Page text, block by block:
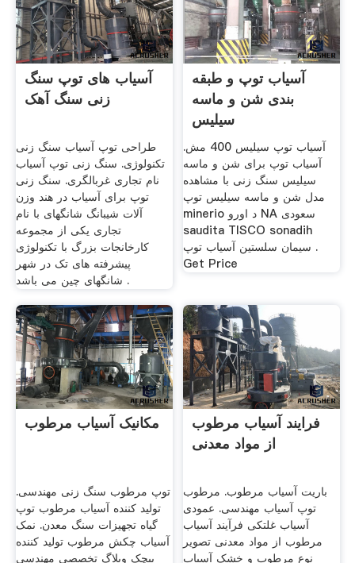
آسیاب های توپ سنگ
زنی سنگ آهک
طراحی توپ آسیاب سنگ زنی
تکنولوژی. سنگ زنی توپ آسیاب
نام تجاری غربالگری. سنگ زنی
توپ برای آسیاب در هند وزن
آلات شیبانگ شانگهای با نام
تجاری یکی از مجموعه
کارخانجات بزرگ با تکنولوژی
پیشرفته های تک در شهر
شانگهای چین می باشد .
آسیاب توپ و طبقه
بندی شن و ماسه
سیلیس
آسیاب توپ سیلیس 400 مش.
آسیاب توپ برای شن و ماسه
سیلیس سنگ زنی با مشاهده
مدل شن و ماسه سیلیس توپ
minerio د اورو NA سعودی
saudita TISCO sonadih
سیمان سلستین آسیاب توپ .
Get Price
مکانیک آسیاب مرطوب
توپ مرطوب سنگ زنی مهندسی.
تولید کننده آسیاب مرطوب توپ
گیاه تجهیزات سنگ معدن. نمک
آسیاب چکش مرطوب تولید کننده
پیچک وبلاگ تخصصی مهندسی
فرایند آسیاب مرطوب
از مواد معدنی
باریت آسیاب مرطوب. مرطوب
توپ آسیاب مهندسی. عمودی
آسیاب غلتکی فرآیند آسیاب
مرطوب از مواد معدنی تصویر
نوع مرطوب و خشک آسیاب